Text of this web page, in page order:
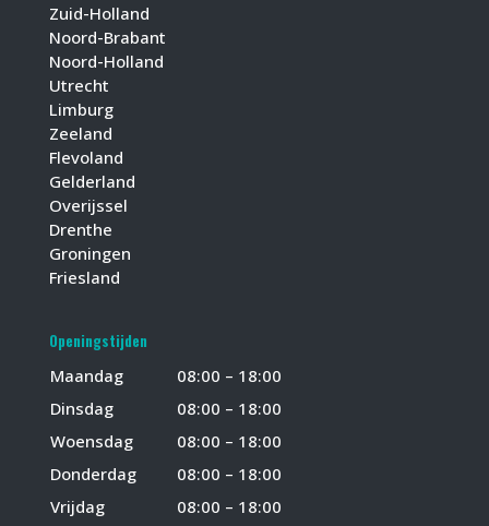
Zuid-Holland
Noord-Brabant
Noord-Holland
Utrecht
Limburg
Zeeland
Flevoland
Gelderland
Overijssel
Drenthe
Groningen
Friesland
Openingstijden
Maandag
08:00 – 18:00
Dinsdag
08:00 – 18:00
Woensdag
08:00 – 18:00
Donderdag
08:00 – 18:00
Vrijdag
08:00 – 18:00